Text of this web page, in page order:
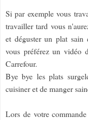
Si par exemple vous
travailler tard vous
et déguster un plat sain
vous préférez un vidéo
Carrefour.
Bye bye les plats
cuisiner et de manger
Lors de votre